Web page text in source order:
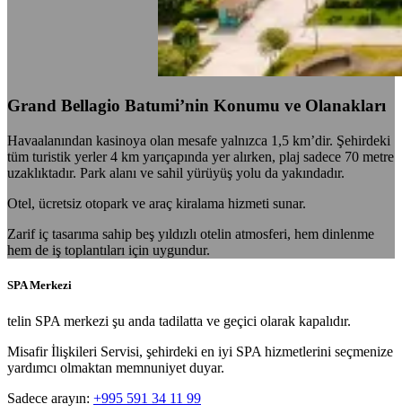
Grand Bellagio Batumi’nin Konumu ve Olanakları
Havaalanından kasinoya olan mesafe yalnızca 1,5 km’dir. Şehirdeki
tüm turistik yerler 4 km yarıçapında yer alırken, plaj sadece 70 metre
uzaklıktadır. Park alanı ve sahil yürüyüş yolu da yakındadır.
Otel, ücretsiz otopark ve araç kiralama hizmeti sunar.
Zarif iç tasarıma sahip beş yıldızlı otelin atmosferi, hem dinlenme
hem de iş toplantıları için uygundur.
SPA Merkezi
telin SPA merkezi şu anda tadilatta ve geçici olarak kapalıdır.
Misafir İlişkileri Servisi, şehirdeki en iyi SPA hizmetlerini seçmenize
yardımcı olmaktan memnuniyet duyar.
Sadece arayın: +995 591 34 11 99